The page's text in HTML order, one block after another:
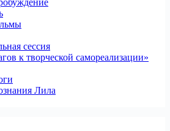
сессия
к творческой самореализации»
Лила